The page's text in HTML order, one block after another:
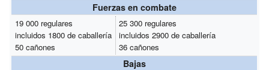
Fuerzas en combate
19 000 regulares
incluidos 1800 de caballería
50 cañones
25 300 regulares
incluidos 2900 de caballería
36 cañones
Bajas